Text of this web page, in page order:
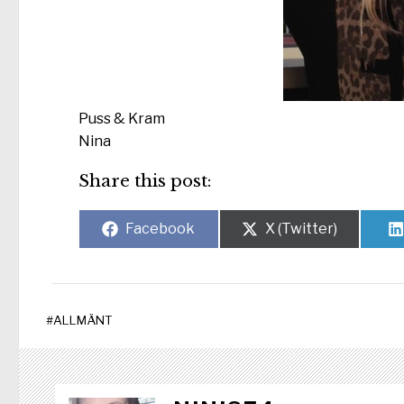
Puss & Kram
Nina
Share this post:
Dela
Facebook
Dela
X (Twitter)
#ALLMÄNT